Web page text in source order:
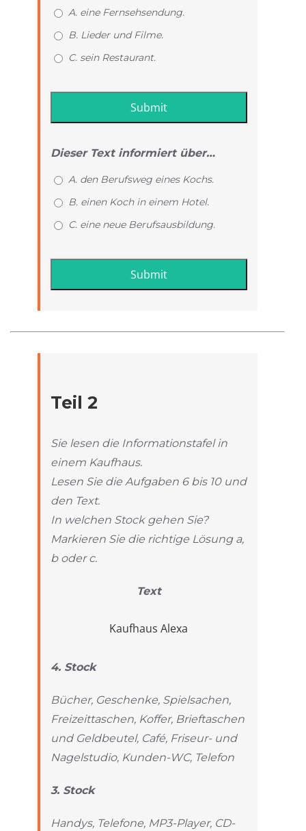
A. eine Fernsehsendung.
B. Lieder und Filme.
C. sein Restaurant.
Dieser Text informiert über…
A. den Berufsweg eines Kochs.
B. einen Koch in einem Hotel.
C. eine neue Berufsausbildung.
Teil 2
Sie lesen die Informationstafel in
einem Kaufhaus.
Lesen Sie die Aufgaben 6 bis 10 und
den Text.
In welchen Stock gehen Sie?
Markieren Sie die richtige Lösung a,
b oder c.
Text
Kaufhaus Alexa
4. Stock
Bücher, Geschenke, Spielsachen,
Freizeittaschen, Koffer, Brieftaschen
und Geldbeutel, Café, Friseur- und
Nagelstudio, Kunden-WC, Telefon
3. Stock
Handys, Telefone, MP3-Player, CD-